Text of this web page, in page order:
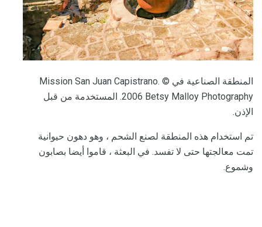
المنطقة الصناعية في Mission San Juan Capistrano. ©
2006 Betsy Malloy Photography. المستخدمة من قبل
الإذن.
تم استخدام هذه المنطقة لصنع الشحم ، وهو دهون حيوانية
تمت معالجتها حتى لا تفسد. في البعثة ، قاموا أيضا بصابون
وشموع.